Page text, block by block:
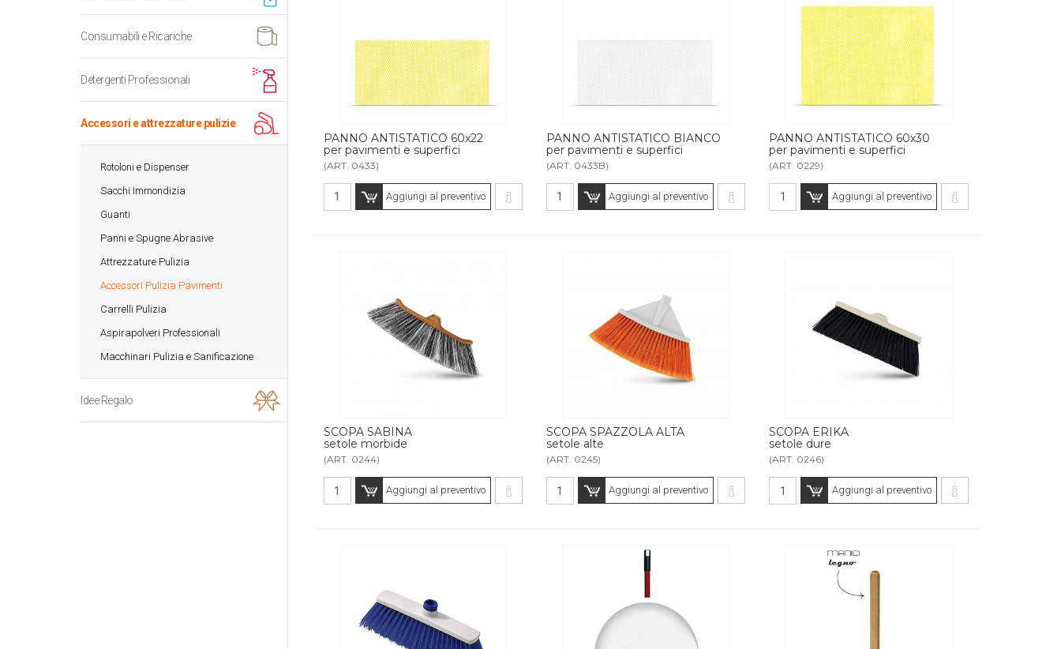
PANNO ANTISTATICO 60x22
per pavimenti e superfici
(ART. 0433)
Aggiungi al preventivo
PANNO ANTISTATICO BIANCO
per pavimenti e superfici
(ART. 0433B)
Aggiungi al preventivo
PANNO ANTISTATICO 60x30
per pavimenti e superfici
(ART. 0229)
Aggiungi al preventivo
SCOPA SABINA
setole morbide
(ART. 0244)
Aggiungi al preventivo
SCOPA SPAZZOLA ALTA
setole alte
(ART. 0245)
Aggiungi al preventivo
SCOPA ERIKA
setole dure
(ART. 0246)
Aggiungi al preventivo
Consumabili e Ricariche
Detergenti Professionali
Accessori e attrezzature pulizie
Rotoloni e Dispenser
Sacchi Immondizia
Guanti
Panni e Spugne Abrasive
Attrezzature Pulizia
Accessori Pulizia Pavimenti
Carrelli Pulizia
Aspirapolveri Professionali
Macchinari Pulizia e Sanificazione
Idee Regalo